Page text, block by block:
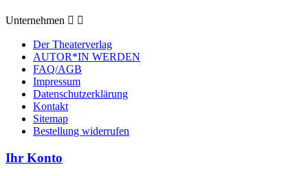
Unternehmen  
Der Theaterverlag
AUTOR*IN WERDEN
FAQ/AGB
Impressum
Datenschutzerklärung
Kontakt
Sitemap
Bestellung widerrufen
Ihr Konto